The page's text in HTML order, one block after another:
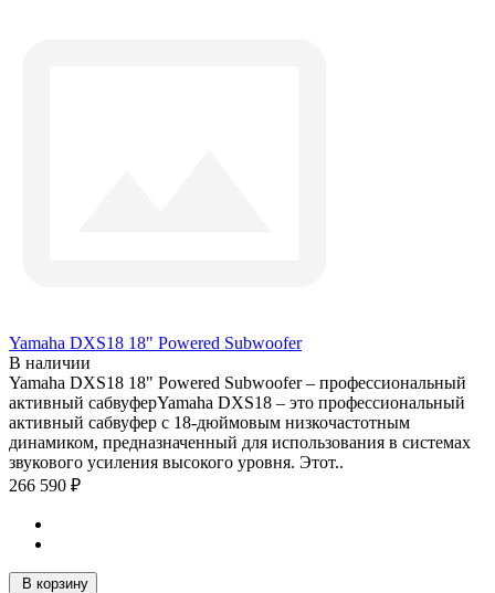
Yamaha DXS18 18" Powered Subwoofer
В наличии
Yamaha DXS18 18" Powered Subwoofer – профессиональный
активный сабвуферYamaha DXS18 – это профессиональный
активный сабвуфер с 18-дюймовым низкочастотным
динамиком, предназначенный для использования в системах
звукового усиления высокого уровня. Этот..
266 590 ₽
В корзину